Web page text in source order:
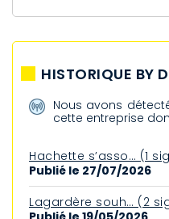
HISTORIQUE BY
Nous avons
cette entreprise
Hachette s’asso… (1
Publié le 27/07/2026
Lagardère souh… (2